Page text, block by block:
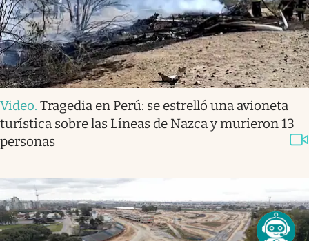
Video. Tragedia en Perú: se estrelló una avioneta
turística sobre las Líneas de Nazca y murieron 13
personas